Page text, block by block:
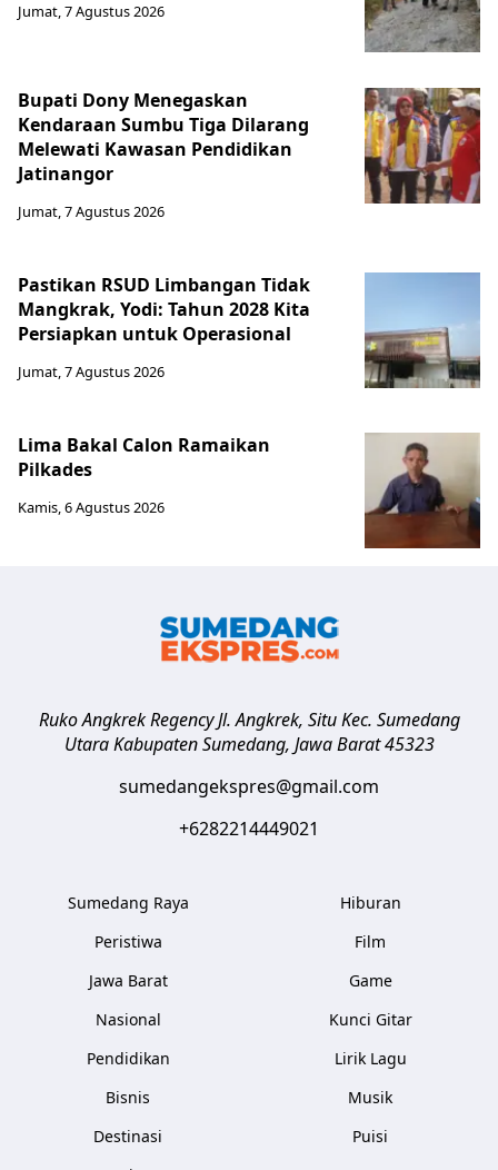
Jumat, 7 Agustus 2026
Bupati Dony Menegaskan
Kendaraan Sumbu Tiga Dilarang
Melewati Kawasan Pendidikan
Jatinangor
Jumat, 7 Agustus 2026
Pastikan RSUD Limbangan Tidak
Mangkrak, Yodi: Tahun 2028 Kita
Persiapkan untuk Operasional
Jumat, 7 Agustus 2026
Lima Bakal Calon Ramaikan
Pilkades
Kamis, 6 Agustus 2026
Ruko Angkrek Regency Jl. Angkrek, Situ Kec. Sumedang
Utara Kabupaten Sumedang, Jawa Barat 45323
sumedangekspres@gmail.com
+6282214449021
Sumedang Raya
Peristiwa
Jawa Barat
Nasional
Pendidikan
Bisnis
Destinasi
Hiburan
Film
Game
Kunci Gitar
Lirik Lagu
Musik
Puisi